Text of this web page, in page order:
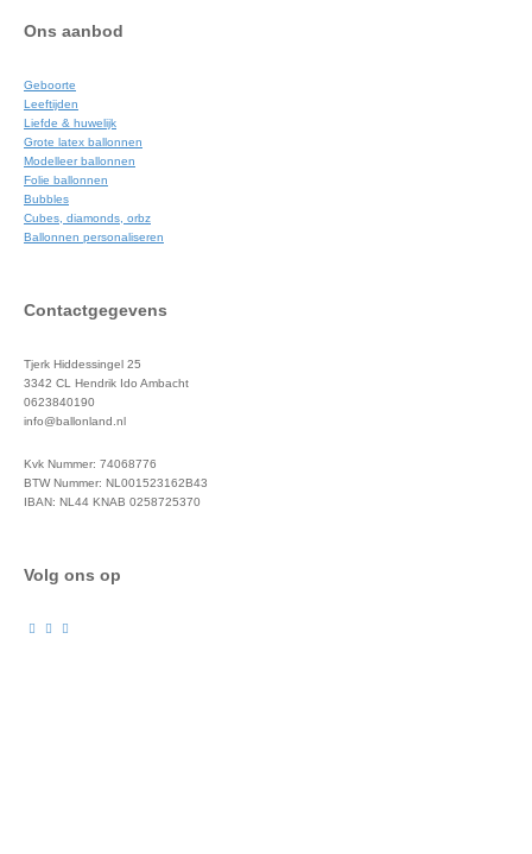
Ons aanbod
Geboorte
Leeftijden
Liefde & huwelijk
Grote latex ballonnen
Modelleer ballonnen
Folie ballonnen
Bubbles
Cubes, diamonds, orbz
Ballonnen personaliseren
Contactgegevens
Tjerk Hiddessingel 25
3342 CL Hendrik Ido Ambacht
0623840190
info@ballonland.nl
Kvk Nummer: 74068776
BTW Nummer: NL001523162B43
IBAN: NL44 KNAB 0258725370
Volg ons op